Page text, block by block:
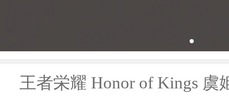
王者栄耀 Honor of Kings 虞